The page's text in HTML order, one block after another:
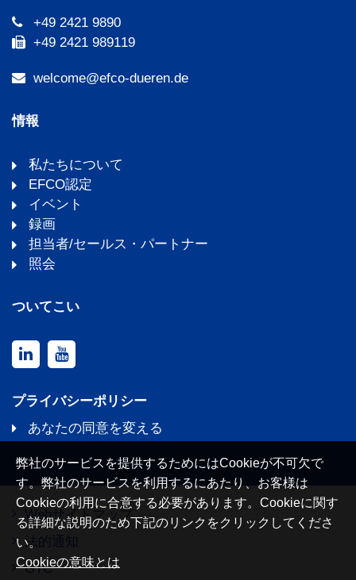
+49 2421 9890
+49 2421 989119
welcome@efco-dueren.de
情報
私たちについて
EFCO認定
イベント
録画
担当者/セールス・パートナー
照会
ついてこい
プライバシーポリシー
あなたの同意を変える
Webサイトマップ
法的通知
GTC
弊社のサービスを提供するためにはCookieが不可欠で
す。弊社のサービスを利用するにあたり、お客様は
Cookieの利用に合意する必要があります。Cookieに関す
る詳細な説明のため下記のリンクをクリックしてくださ
い。
Cookieの意味とは